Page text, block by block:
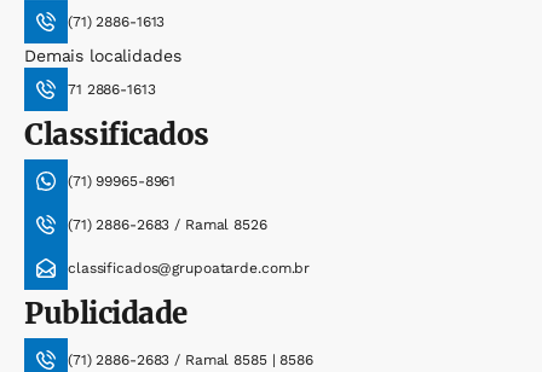
(71) 2886-1613
Demais localidades
71 2886-1613
Classificados
(71) 99965-8961
(71) 2886-2683 / Ramal 8526
classificados@grupoatarde.com.br
Publicidade
(71) 2886-2683 / Ramal 8585 | 8586